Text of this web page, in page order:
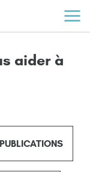
aider à